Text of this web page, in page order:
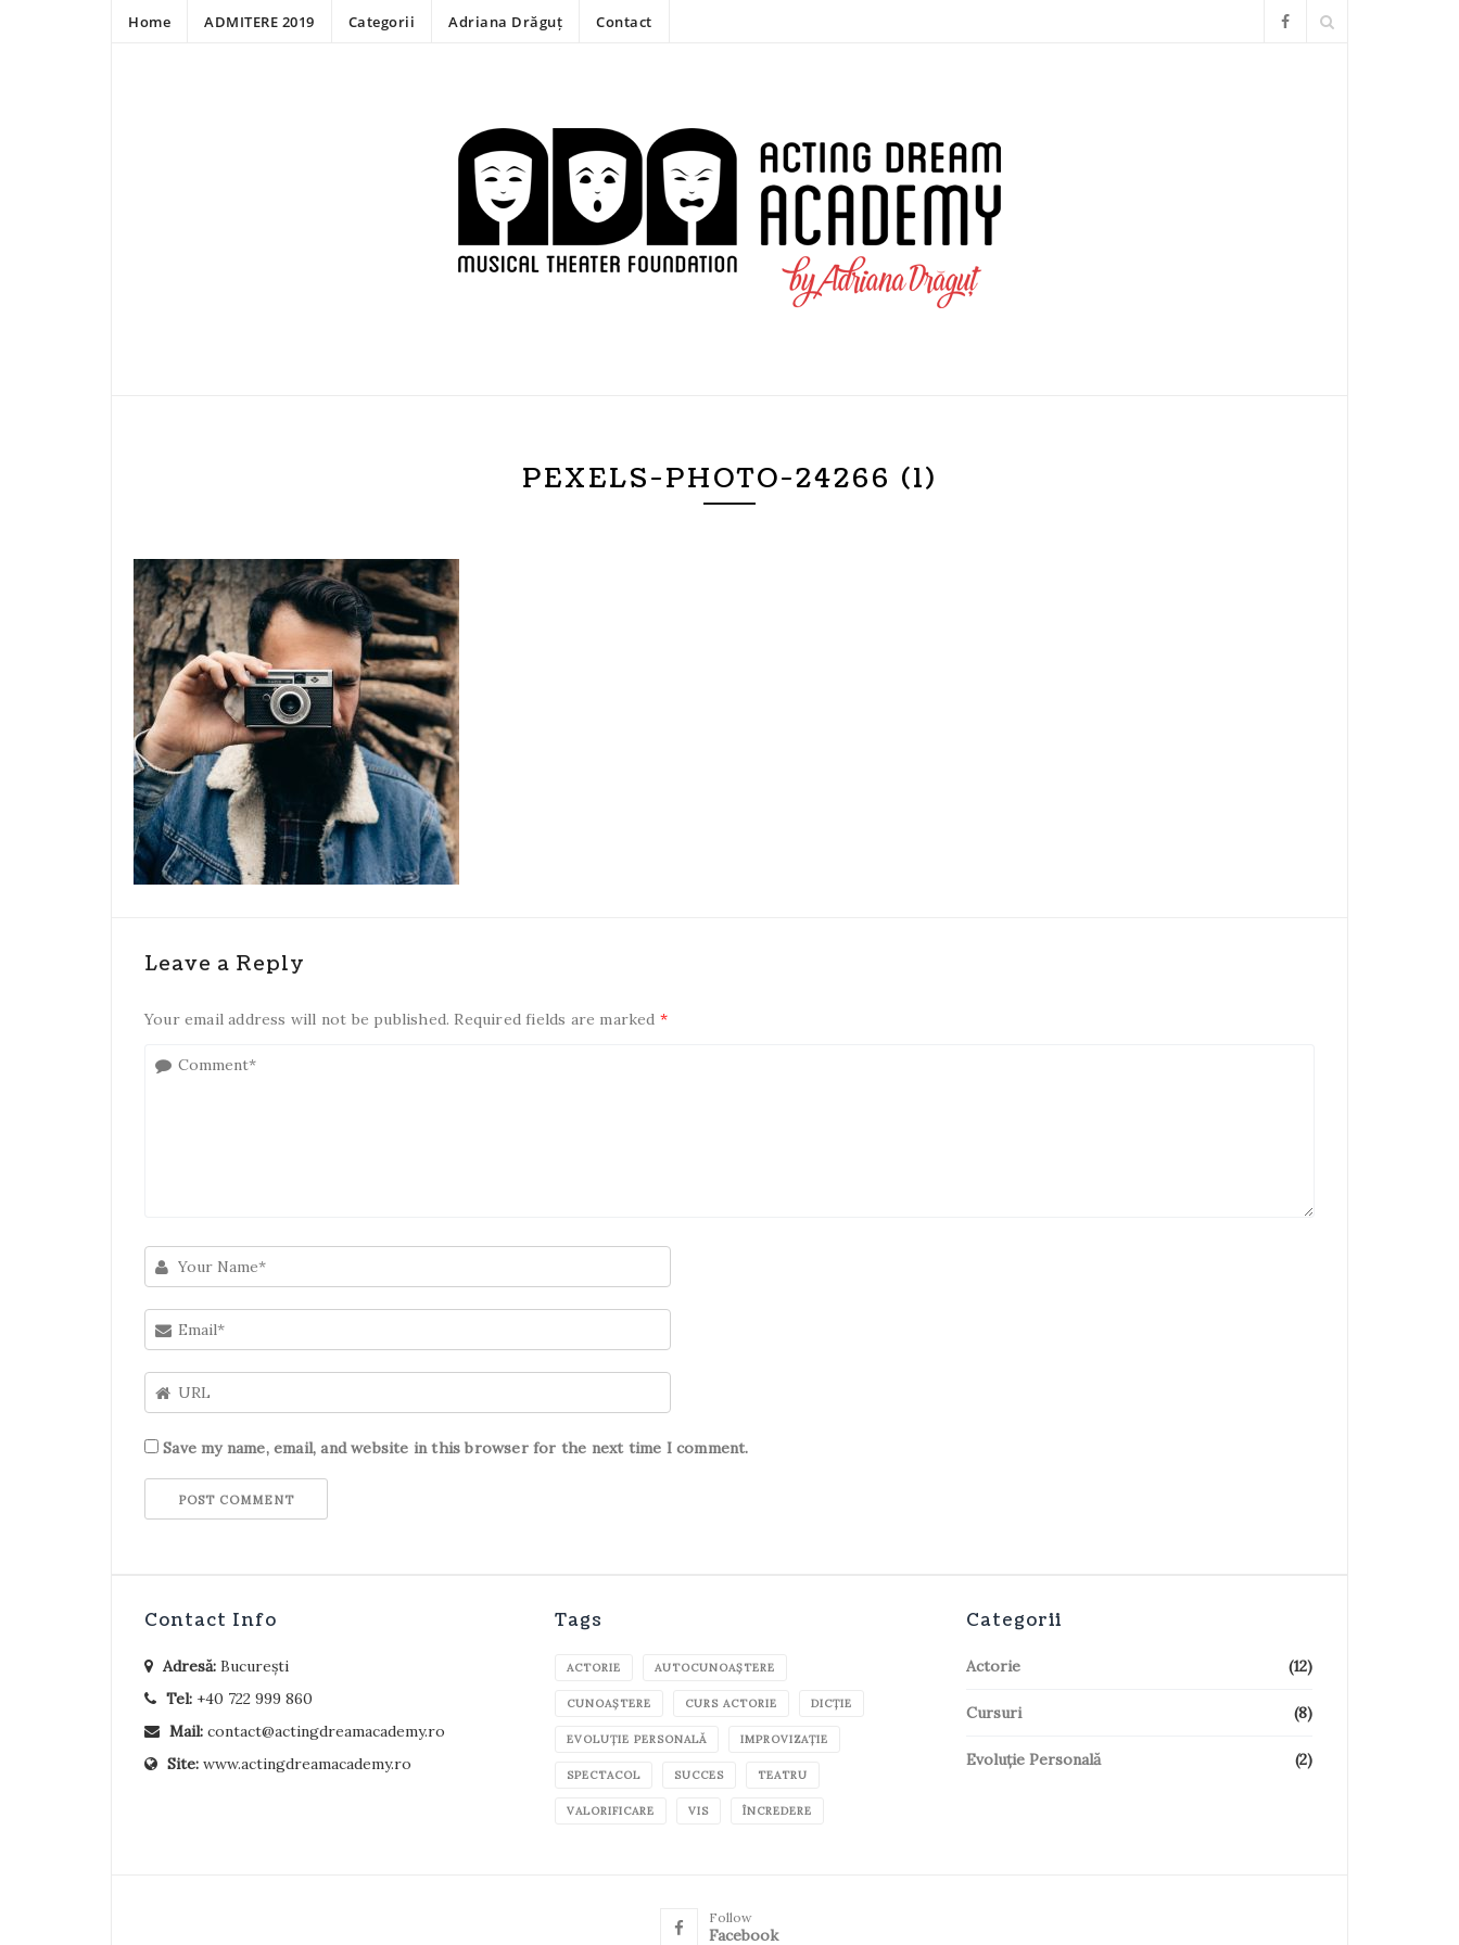
Home ADMITERE 2019 Categorii Adriana Drăguț Contact
PEXELS-PHOTO-24266 (1)
Leave a Reply
Your email address will not be published. Required fields are marked *
Save my name, email, and website in this browser for the next time I comment.
Contact Info
Adresă: București
Tel: +40 722 999 860
Mail: contact@actingdreamacademy.ro
Site: www.actingdreamacademy.ro
Tags
ACTORIE AUTOCUNOAȘTERE
CUNOAȘTERE CURS ACTORIE DICȚIE
EVOLUȚIE PERSONALĂ IMPROVIZAȚIE
SPECTACOL SUCCES TEATRU
VALORIFICARE VIS ÎNCREDERE
Categorii
Actorie (12)
Cursuri (8)
Evoluție Personală (2)
Follow
Facebook